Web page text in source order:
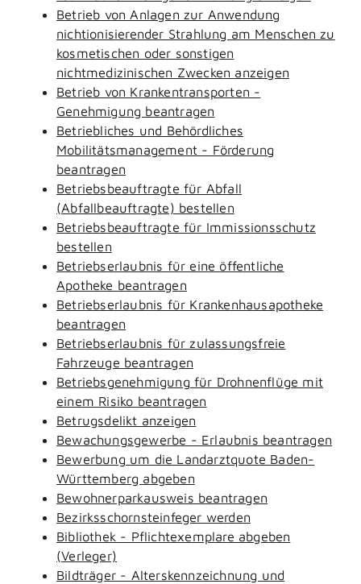
Betrieb von Anlagen zur Anwendung
nichtionisierender Strahlung am Menschen zu
kosmetischen oder sonstigen
nichtmedizinischen Zwecken anzeigen
Betrieb von Krankentransporten -
Genehmigung beantragen
Betriebliches und Behördliches
Mobilitätsmanagement - Förderung
beantragen
Betriebsbeauftragte für Abfall
(Abfallbeauftragte) bestellen
Betriebsbeauftragte für Immissionsschutz
bestellen
Betriebserlaubnis für eine öffentliche
Apotheke beantragen
Betriebserlaubnis für Krankenhausapotheke
beantragen
Betriebserlaubnis für zulassungsfreie
Fahrzeuge beantragen
Betriebsgenehmigung für Drohnenflüge mit
einem Risiko beantragen
Betrugsdelikt anzeigen
Bewachungsgewerbe - Erlaubnis beantragen
Bewerbung um die Landarztquote Baden-
Württemberg abgeben
Bewohnerparkausweis beantragen
Bezirksschornsteinfeger werden
Bibliothek - Pflichtexemplare abgeben
(Verleger)
Bildträger - Alterskennzeichnung und